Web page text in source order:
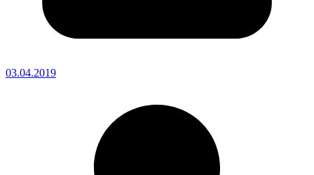
03.04.2019